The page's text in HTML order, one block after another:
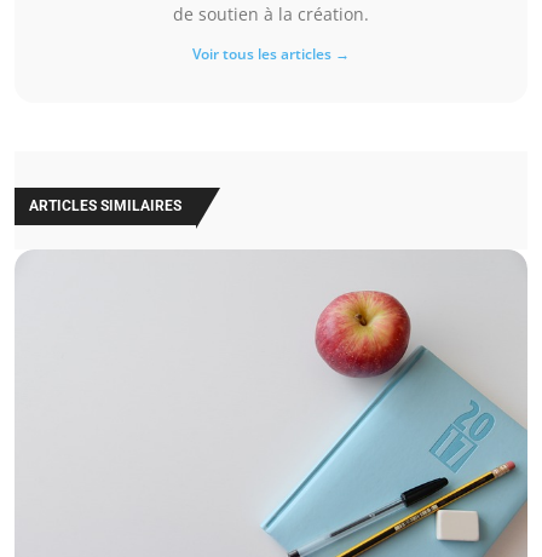
de soutien à la création.
Voir tous les articles →
ARTICLES SIMILAIRES